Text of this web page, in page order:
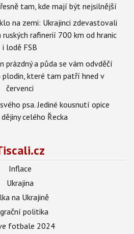
tam, kde mají být nejsilnější
na zemi: Ukrajinci zdevastovali
rafinerií 700 km od hranic
i lodě FSB
prázdný a půda se vám odvděčí
plodin, které tam patří hned v
červenci
psa. Jediné kousnutí opice
celého Řecka
Inflace
Ukrajina
na Ukrajině
politika
fotbale 2024